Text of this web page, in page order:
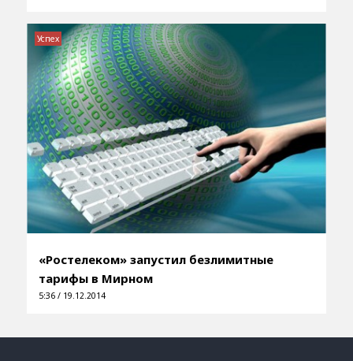
«Ростелеком» запустил безлимитные
тарифы в Мирном
5:36 / 19.12.2014
Успех